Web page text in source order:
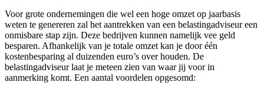
Voor grote ondernemingen die wel een hoge omzet op jaarbasis
weten te genereren zal het aantrekken van een belastingadviseur een
onmisbare stap zijn. Deze bedrijven kunnen namelijk vee geld
besparen. Afhankelijk van je totale omzet kan je door één
kostenbesparing al duizenden euro’s over houden. De
belastingadviseur laat je meteen zien van waar jij voor in
aanmerking komt. Een aantal voordelen opgesomd: